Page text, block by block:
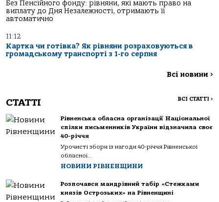
Без Пенсійного фонду: рівняни, які мають право на
виплату до Дня Незалежності, отримають її
автоматично
11:12
Картка чи готівка? Як рівняни розраховуються в
громадському транспорті з 1-го серпня
Всі новини >
СТАТТІ ВСІ СТАТТІ >
Рівненська обласна організації Національної
спілки письменників України відзначила своє
40-річчя
Урочисті збори із нагоди 40-річчя Рівненської
обласної...
НОВИНИ РІВНЕНЩИНИ
Розпочався мандрівний табір «Стежками
князів Острозьких» на Рівненщині